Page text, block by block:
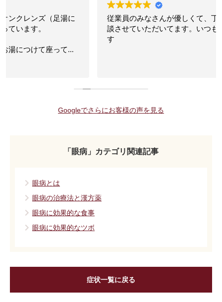
従業員のみなさんが優しくて、丁寧なので、色々ご相
談させていただいてます。いつもありがとうございま
Googleでさらにお客様の声を見る
「眼病」カテゴリ関連記事
眼病とは
眼病の治療法と漢方薬
眼病に効果的な食事
眼病に効果的なツボ
症状一覧に戻る